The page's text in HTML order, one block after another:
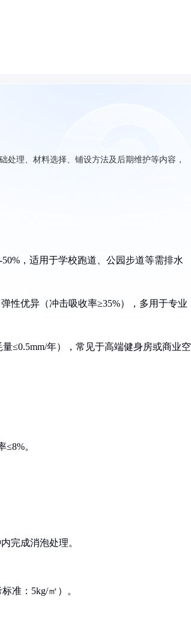
处理、材料选择、铺设方法及后期维护等内容，
，适用于学校跑道、公园步道等需排水
性优异（冲击吸收率≥35%），多用于专业
≤0.5mm/年），常见于高端健身房或商业空
。
完成消泡处理。
准：5kg/㎡）。